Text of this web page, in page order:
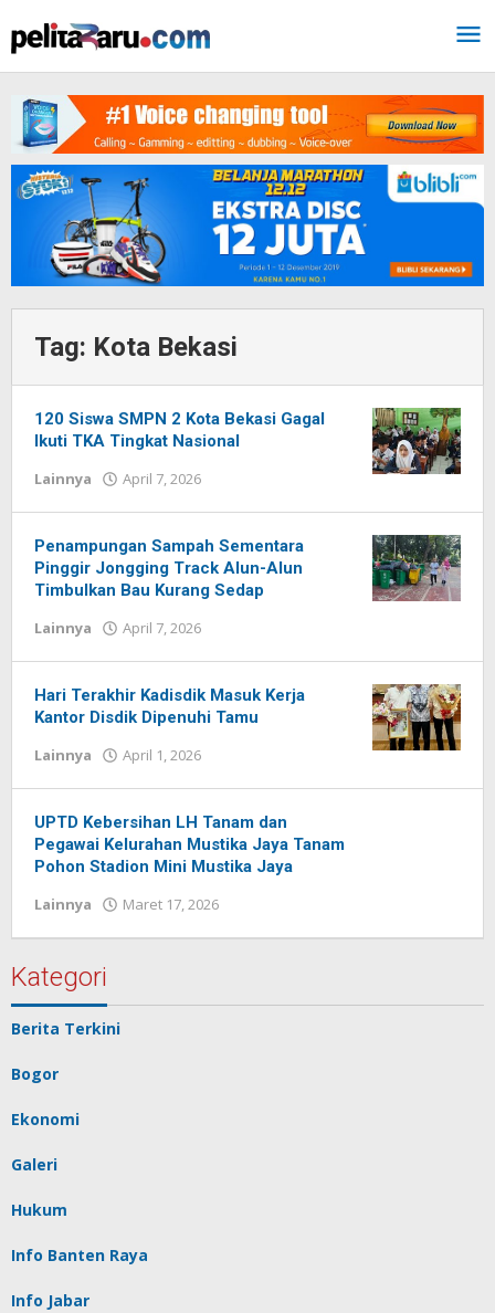
ke
konten
Tag: Kota Bekasi
120 Siswa SMPN 2 Kota Bekasi Gagal
Ikuti TKA Tingkat Nasional
Lainnya
April 7, 2026
baru
Penampungan Sampah Sementara
Pinggir Jongging Track Alun-Alun
Timbulkan Bau Kurang Sedap
Lainnya
April 7, 2026
baru
Hari Terakhir Kadisdik Masuk Kerja
Kantor Disdik Dipenuhi Tamu
Lainnya
April 1, 2026
baru
UPTD Kebersihan LH Tanam dan
Pegawai Kelurahan Mustika Jaya Tanam
Pohon Stadion Mini Mustika Jaya
Lainnya
Maret 17, 2026
Kategori
Berita Terkini
Bogor
Ekonomi
Galeri
Hukum
Info Banten Raya
Info Jabar